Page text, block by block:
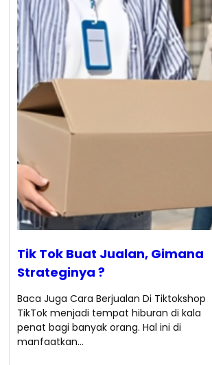
Tik Tok Buat Jualan, Gimana
Strateginya ?
Baca Juga Cara Berjualan Di Tiktokshop
TikTok menjadi tempat hiburan di kala
penat bagi banyak orang. Hal ini di
manfaatkan…